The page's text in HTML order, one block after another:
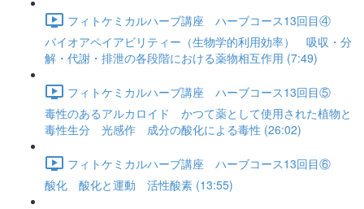
フィトケミカルハーブ講座 ハーブコース13回目④
バイオアペイアビリティー（生物学的利用効率） 吸収・分
解・代謝・排泄の各段階における薬物相互作用 (7:49)
フィトケミカルハーブ講座 ハーブコース13回目⑤
毒性のあるアルカロイド かつて薬として使用された植物と
毒性生分 光感作 成分の酸化による毒性 (26:02)
フィトケミカルハーブ講座 ハーブコース13回目⑥
酸化 酸化と運動 活性酸素 (13:55)